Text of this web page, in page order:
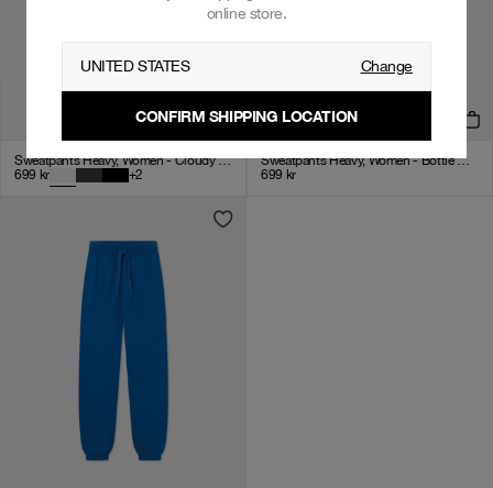
Sweatpants Heavy, Women - Cloudy Grey
699 kr +2
Sweatpants Heavy, Women - Bottle Green
699 kr
online store.
UNITED STATES Change
CONFIRM SHIPPING LOCATION